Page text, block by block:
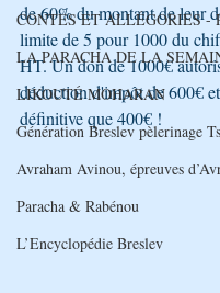
CONTES ET ALLÉGORIES -
LA PARACHA DE LA
LIKOUTÉ MOHARAN
Génération Breslev pèlerinage
Avraham Avinou, épreuves
Paracha & Rabénou
L’Encyclopédie Breslev
de 60% du montant de leur
limite de 5 pour 1000 du
HT. Un don de 1000€
déduction d'impôt de 600€
définitive que 400€ !